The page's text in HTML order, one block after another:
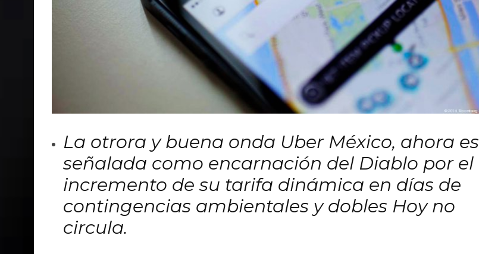
La otrora y buena onda Uber México, ahora es
señalada como encarnación del Diablo por el
incremento de su tarifa dinámica en días de
contingencias ambientales y dobles Hoy no
circula.